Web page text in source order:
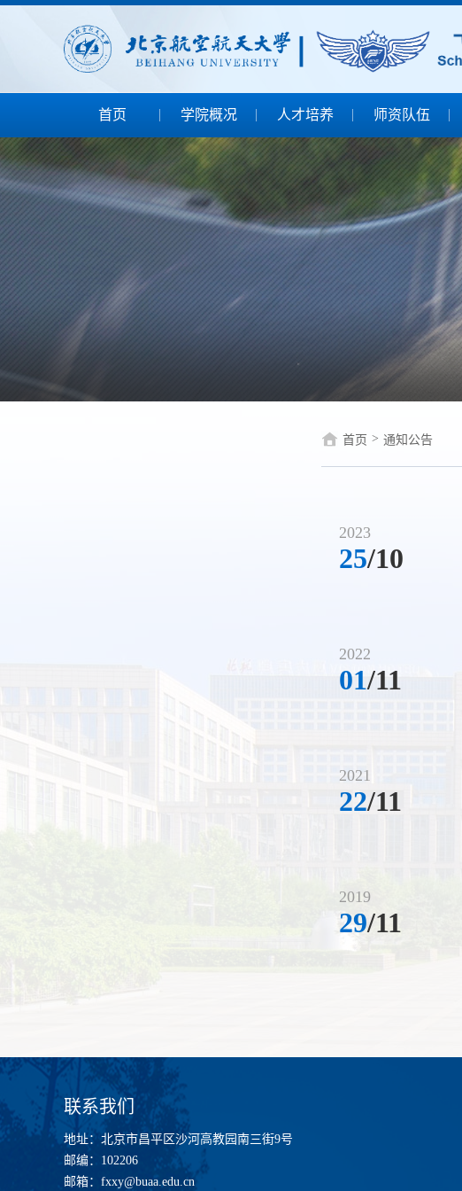
首页 学院概况 人才培养 师资队伍
首页 > 通知公告
2023
25/10
2022
01/11
2021
22/11
2019
29/11
联系我们
地址：北京市昌平区沙河高教园南三街9号
邮编：102206
邮箱：fxxy@buaa.edu.cn